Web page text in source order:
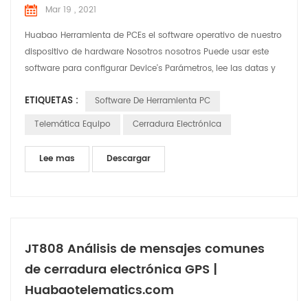
Mar 19 , 2021
Huabao Herramienta de PCEs el software operativo de nuestro
dispositivo de hardware Nosotros nosotros Puede usar este
software para configurar Device's Parámetros, lee las datas y
para breves introducir las funciones y el uso del software
ETIQUETAS :
Software De Herramienta PC
Telemática Equipo
Cerradura Electrónica
Lee mas Descargar
JT808 Análisis de mensajes comunes
de cerradura electrónica GPS |
Huabaotelematics.com